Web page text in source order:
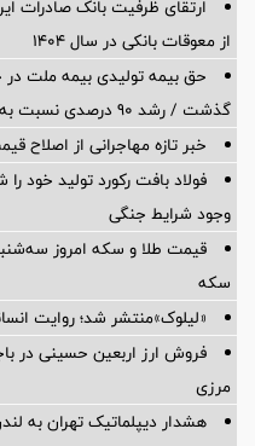
از معوقات بانکی در سال ۱۴۰۴
گذشت / رشد 90 درصدی نسبت به مدت مشابه سال گذشته
خبر تازه مهاجرانی از اصلاح
وجود شرایط جنگی
سکه
«لیلوک»منتشر شد؛ روایت
فروش ارز اربعین حسینی در
مرزی
هشدار دیپلماتیک تهران به